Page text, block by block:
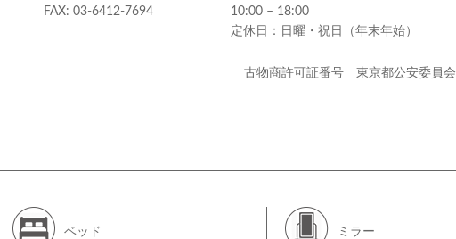
FAX: 03-6412-7694
10:00 – 18:00
定休日：日曜・祝日（年末年始）
古物商許可証番号 東京都公安委員会
ベッド ミラー